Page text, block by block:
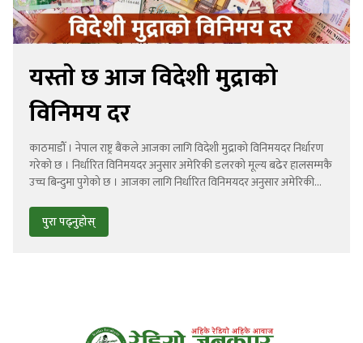
यस्ताे छ आज विदेशी मुद्राको
विनिमय दर
काठमाडौँ । नेपाल राष्ट्र बैंकले आजका लागि विदेशी मुद्राको विनिमयदर निर्धारण
गरेको छ । निर्धारित विनिमयदर अनुसार अमेरिकी डलरको मूल्य बढेर हालसम्मकै
उच्च बिन्दुमा पुगेको छ । आजका लागि निर्धारित विनिमयदर अनुसार अमेरिकी
निर्धारण गरिएको छ । युरोपियन युरो एकको खरिददर १७० […]
पुरा पढ्नुहोस्